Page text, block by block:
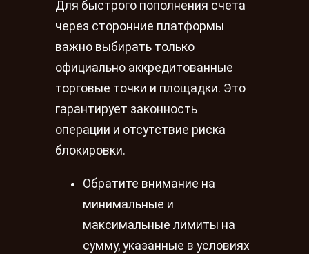
Для быстрого пополнения счета
через сторонние платформы
важно выбирать только
официально аккредитованные
торговые точки и площадки. Это
гарантирует законность
операции и отсутствие риска
блокировки.
Обратите внимание на
минимальные и
максимальные лимиты на
сумму, указанные в условиях